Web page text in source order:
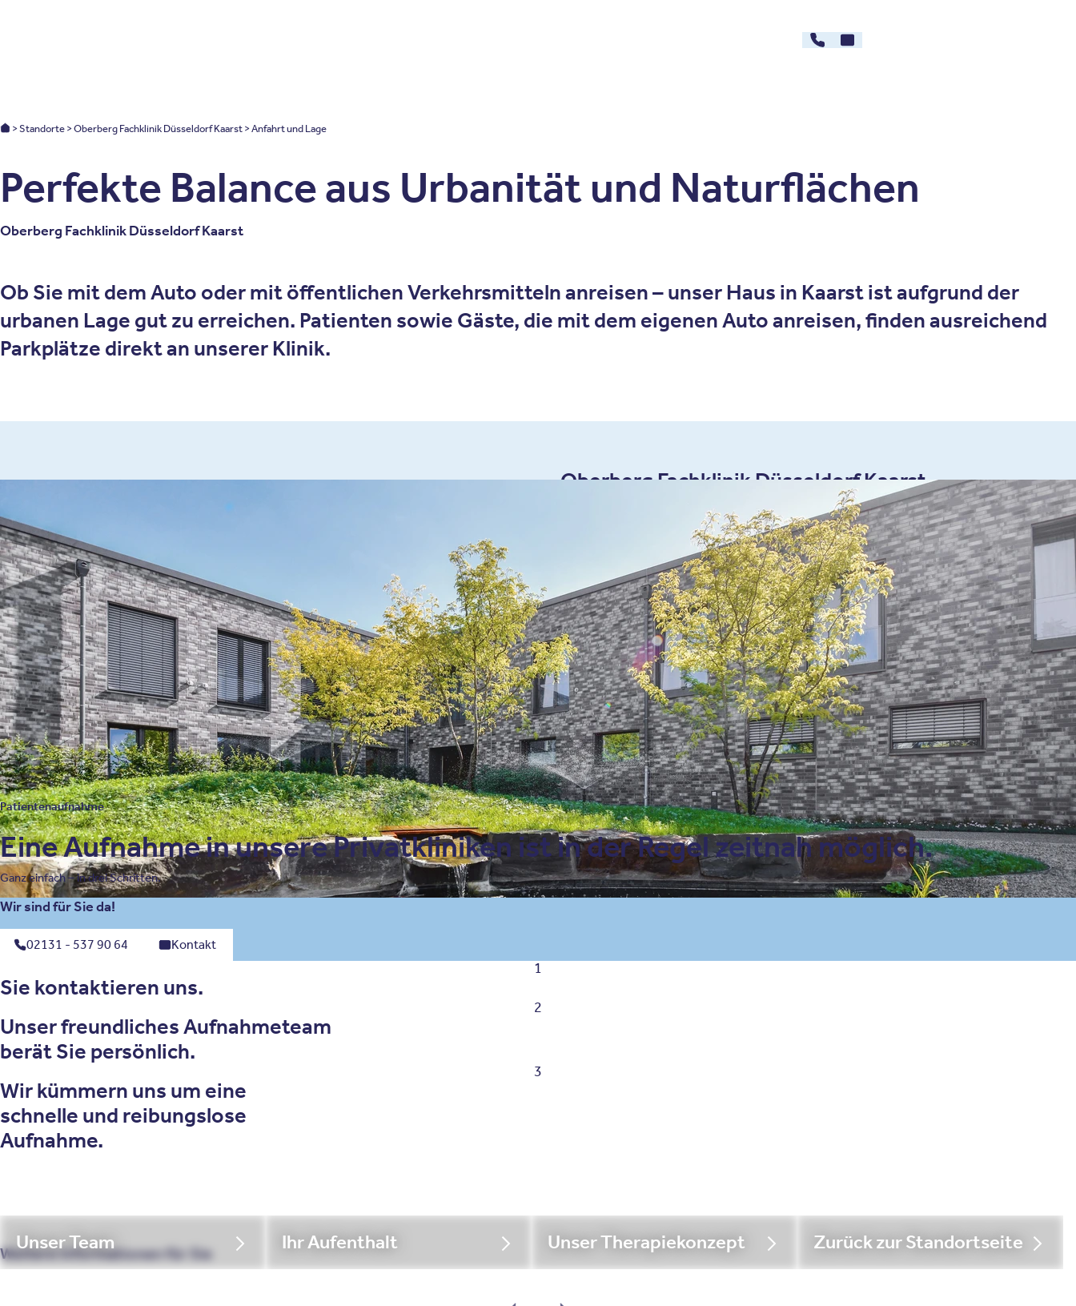
02131 - 5379064
Kontakt
Oberberg Kliniken: Startseite
Standorte Oberberg Fachklinik Düsseldorf Kaarst Anfahrt und Lage
Perfekte Balance aus Urbanität und Naturflächen
Oberberg Fachklinik Düsseldorf Kaarst
Ob Sie mit dem Auto oder mit öffentlichen Verkehrsmitteln anreisen –unser Haus in Kaarst ist aufgrund der
urbanen Lage gut zu erreichen. Patienten sowie Gäste, die mit dem eigenen Auto anreisen, finden ausreichend
Parkplätze direkt an unserer Klinik.
Oberberg Fachklinik Düsseldorf Kaarst
Am Sandfeld 34
41564 Kaarst
Tel.02131 - 537 90 64
Zum Routenplaner (Google Maps)
Patientenaufnahme
Eine Aufnahme in unsere Privatkliniken ist in der Regel zeitnah möglich.
Ganz einfach – in drei Schritten.
Wir sind für Sie da!
02131 - 537 90 64 Kontakt
1
Sie kontaktieren uns.
2
Unser freundliches Aufnahmeteam
berät Sie persönlich.
3
Wir kümmern uns um eine
schnelle und reibungslose
Aufnahme.
Weitere Informationen für Sie
Unser Team Ihr Aufenthalt Unser Therapiekonzept Zurück zur Standortseite